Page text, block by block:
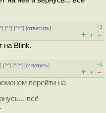
] [^^] [^^^] [ответить]
+3
+ / –
на Blink.
] [^^] [^^^] [ответить]
+1
+ / –
перейти на
всё